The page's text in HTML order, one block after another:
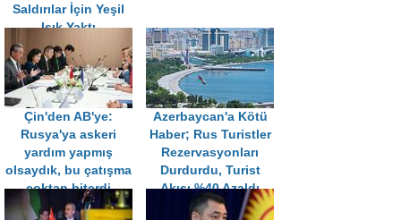
Saldırılar İçin Yeşil
Işık Yaktı
Çin'den AB'ye:
Rusya'ya askeri
yardım yapmış
olsaydık, bu çatışma
çoktan biterdi
Azerbaycan'a Kötü
Haber; Rus Turistler
Rezervasyonları
Durdurdu, Turist
Akışı %40 Azaldı